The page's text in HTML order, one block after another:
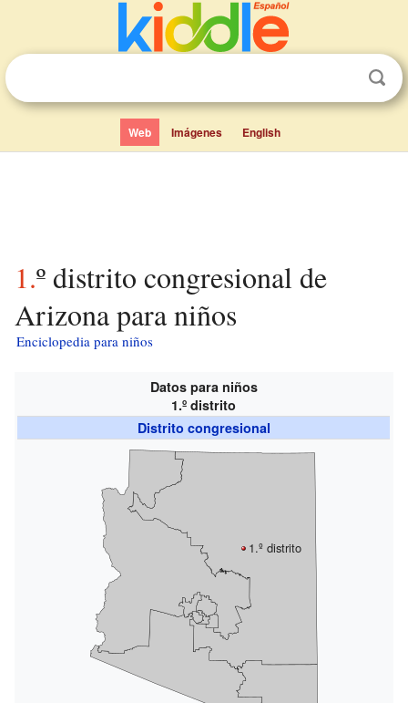
Web Imágenes English
1.º distrito congresional de
Arizona para niños
Enciclopedia para niños
Datos para niños
1.º distrito
Distrito congresional
1.º distrito